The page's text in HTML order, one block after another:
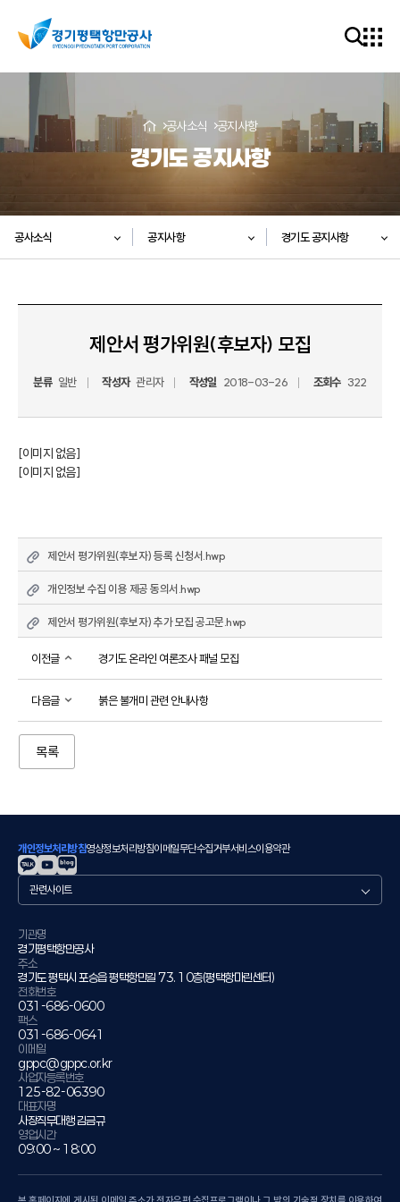
공사소식 공지사항
경기도 공지사항
공사소식 공지사항 경기도 공지사항
제안서 평가위원(후보자) 모집
분류 일반 작성자 관리자 작성일 2018-03-26 조회수 322
[이미지 없음]
[이미지 없음]
제안서 평가위원(후보자) 등록 신청서.hwp
개인정보 수집 이용 제공 동의서.hwp
제안서 평가위원(후보자) 추가 모집 공고문.hwp
이전글 경기도 온라인 여론조사 패널 모집
다음글 붉은 불개미 관련 안내사항
목록
개인정보처리방침영상정보처리방침이메일무단수집거부서비스이용약관
관
련
이
트
기관명
경기평택항만공사
주소
경기도 평택시 포승읍 평택항만길 73. 10층(평택항마린센터)
전화번호
031-686-0600
팩스
031-686-0641
이메일
gppc@gppc.or.kr
사업자등록번호
125-82-06390
대표자명
사장직무대행 김금규
영업시간
09:00 ~ 18:00